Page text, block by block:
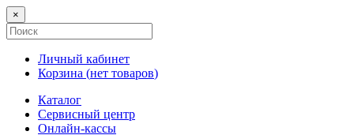
×
Личный кабинет
Корзина (нет товаров)
Каталог
Сервисный центр
Онлайн-кассы